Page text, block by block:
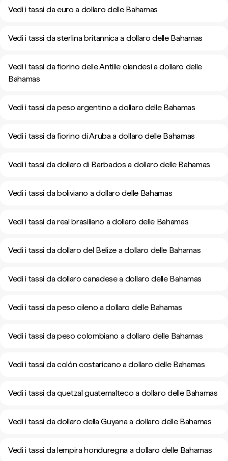
Vedi i tassi da euro a dollaro delle Bahamas
Vedi i tassi da sterlina britannica a dollaro delle Bahamas
Vedi i tassi da fiorino delle Antille olandesi a dollaro delle
Bahamas
Vedi i tassi da peso argentino a dollaro delle Bahamas
Vedi i tassi da fiorino di Aruba a dollaro delle Bahamas
Vedi i tassi da dollaro di Barbados a dollaro delle Bahamas
Vedi i tassi da boliviano a dollaro delle Bahamas
Vedi i tassi da real brasiliano a dollaro delle Bahamas
Vedi i tassi da dollaro del Belize a dollaro delle Bahamas
Vedi i tassi da dollaro canadese a dollaro delle Bahamas
Vedi i tassi da peso cileno a dollaro delle Bahamas
Vedi i tassi da peso colombiano a dollaro delle Bahamas
Vedi i tassi da colón costaricano a dollaro delle Bahamas
Vedi i tassi da quetzal guatemalteco a dollaro delle Bahamas
Vedi i tassi da dollaro della Guyana a dollaro delle Bahamas
Vedi i tassi da lempira honduregna a dollaro delle Bahamas